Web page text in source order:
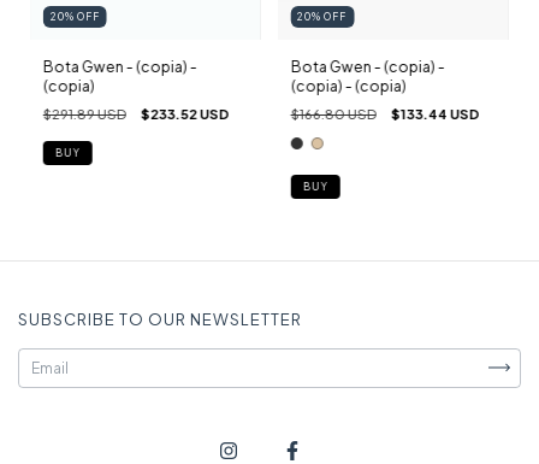
20% OFF
Bota Gwen - (copia) -
(copia)
$291.89 USD $233.52 USD
BUY
20%OFF
Bota Gwen - (copia) -
(copia) - (copia)
$166.80 USD $133.44 USD
BUY
SUBSCRIBE TO OUR NEWSLETTER